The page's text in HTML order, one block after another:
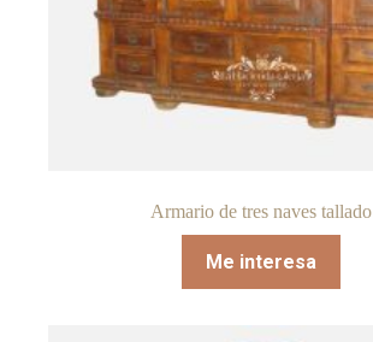
Armario de tres naves tallado
Me interesa